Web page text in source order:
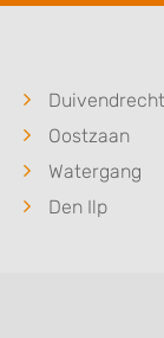
Duivendrecht
Oostzaan
Watergang
Den Ilp